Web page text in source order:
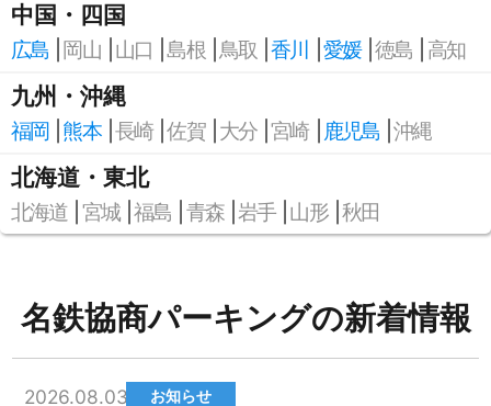
中国・四国
広島 岡山 山口 島根 鳥取 香川 愛媛 徳島 高知
九州・沖縄
福岡 熊本 長崎 佐賀 大分 宮崎 鹿児島 沖縄
北海道・東北
北海道 宮城 福島 青森 岩手 山形 秋田
名鉄協商パーキングの新着情報
2026.08.03 お知らせ